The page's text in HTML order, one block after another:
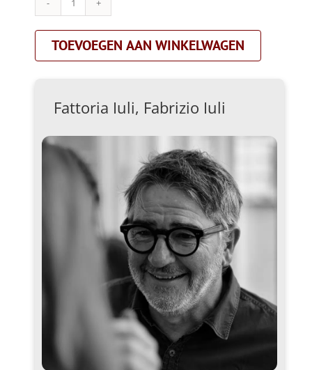
Fattoria
Iuli,
Fabrizio
Iuli|umberta|rood
aantal
TOEVOEGEN AAN WINKELWAGEN
Fattoria Iuli, Fabrizio Iuli